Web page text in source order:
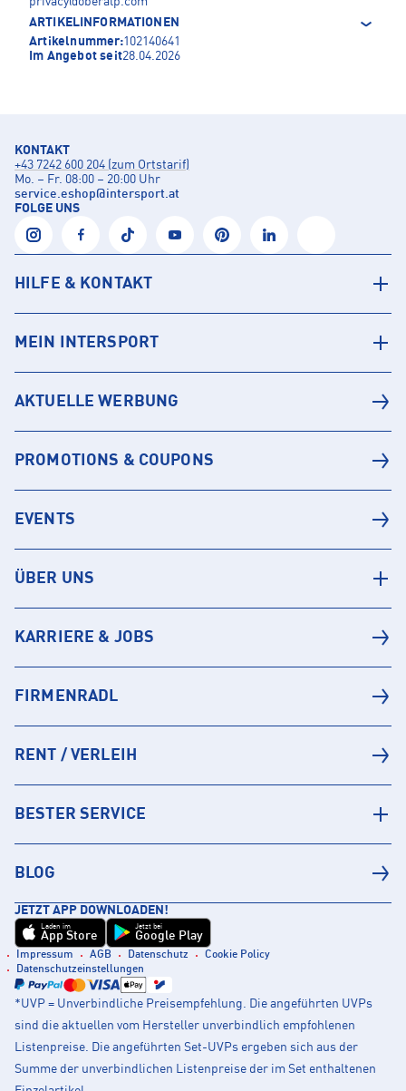
ARTIKELINFORMATIONEN
Artikelnummer:102140641
Im Angebot seit28.04.2026
KONTAKT
+43 7242 600 204 (zum Ortstarif)
Mo. – Fr. 08:00 – 20:00 Uhr
service.eshop@intersport.at
FOLGE UNS
HILFE & KONTAKT
MEIN INTERSPORT
AKTUELLE WERBUNG
PROMOTIONS & COUPONS
EVENTS
ÜBER UNS
KARRIERE & JOBS
FIRMENRADL
RENT / VERLEIH
BESTER SERVICE
BLOG
JETZT APP DOWNLOADEN!
Laden im
App Store
Jetzt bei
Google Play
Impressum AGB Datenschutz
Cookie Policy
Datenschutzeinstellungen
*UVP = Unverbindliche Preisempfehlung. Die angeführten UVPs
sind die aktuellen vom Hersteller unverbindlich empfohlenen
Listenpreise. Die angeführten Set-UVPs ergeben sich aus der
Summe der unverbindlichen Listenpreise der im Set enthaltenen